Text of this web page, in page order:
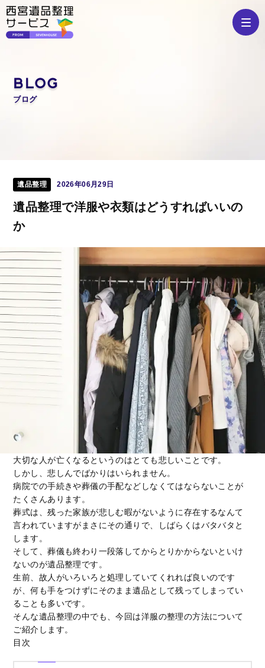
BLOG
ブログ
遺品整理 2026年06月29日
遺品整理で洋服や衣類はどうすればいいの
か
大切な人が亡くなるというのはとても悲しいことです。
しかし、悲しんでばかりはいられません。
病院での手続きや葬儀の手配などしなくてはならないことが
たくさんあります。
葬式は、残った家族が悲しむ暇がないように存在するなんて
言われていますがまさにその通りで、しばらくはバタバタと
します。
そして、葬儀も終わり一段落してからとりかからないといけ
ないのが遺品整理です。
生前、故人がいろいろと処理していてくれれば良いのです
が、何も手をつけずにそのまま遺品として残ってしまってい
ることも多いです。
そんな遺品整理の中でも、今回は洋服の整理の方法について
ご紹介します。
目次